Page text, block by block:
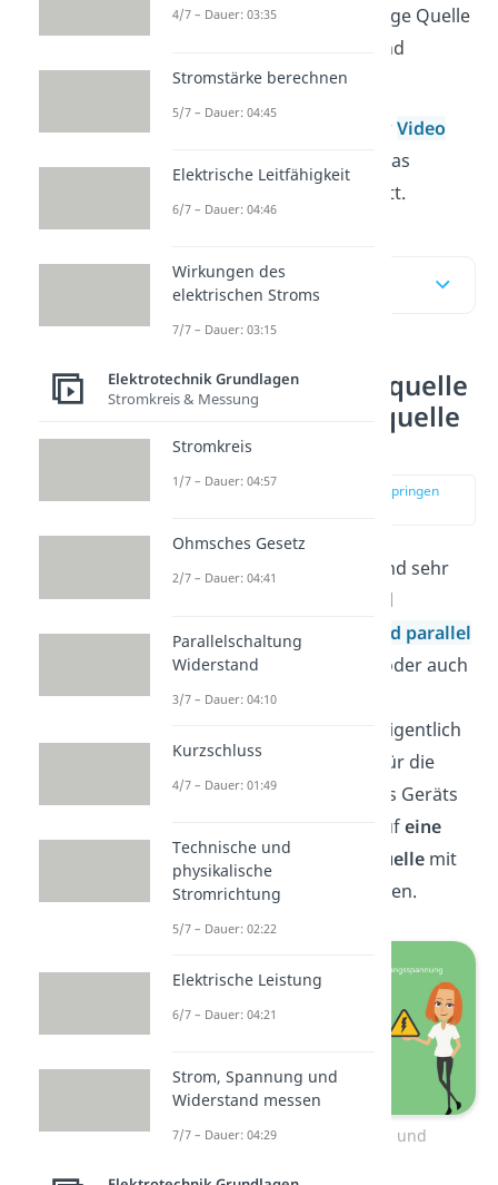
Schaltung durch eine einzige Quelle
und ihrem Innenwiderstand
ausgedrückt.
Schau auch direkt in unserVideo
rein. Darin zeigen wir dir das
Vorgehen Schritt für Schritt.
Inhaltsübersicht
Ersatzspannungsquelle
und Ersatzstromquelle
einfach erklärt
zur Stelle im Video springen
Viele elektrische Geräte sind sehr
kompliziert aufgebaut und
enthalten viele in
Reihe und parallel
geschaltete Widerstände oder auch
mehrere Strom- und
Spannungsquellen. Aber eigentlich
interessierst du dich nur für die
Ausgangsspannung deines Geräts
und willst die Schaltung aufeine
Spannungs- oder Stromquellemit
Innenwiderstand
reduzieren.
Ersatzspannungsquelle und
4/7 – Dauer: 03:35
Stromstärke berechnen
5/7 – Dauer: 04:45
Elektrische Leitfähigkeit
6/7 – Dauer: 04:46
Wirkungen des
elektrischen Stroms
7/7 – Dauer: 03:15
Elektrotechnik Grundlagen
Stromkreis & Messung
Stromkreis
1/7 – Dauer: 04:57
Ohmsches Gesetz
2/7 – Dauer: 04:41
Parallelschaltung
Widerstand
3/7 – Dauer: 04:10
Kurzschluss
4/7 – Dauer: 01:49
Technische und
physikalische
Stromrichtung
5/7 – Dauer: 02:22
Elektrische Leistung
6/7 – Dauer: 04:21
Strom, Spannung und
Widerstand messen
7/7 – Dauer: 04:29